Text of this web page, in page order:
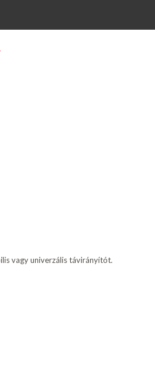
vagy univerzális távirányítót.